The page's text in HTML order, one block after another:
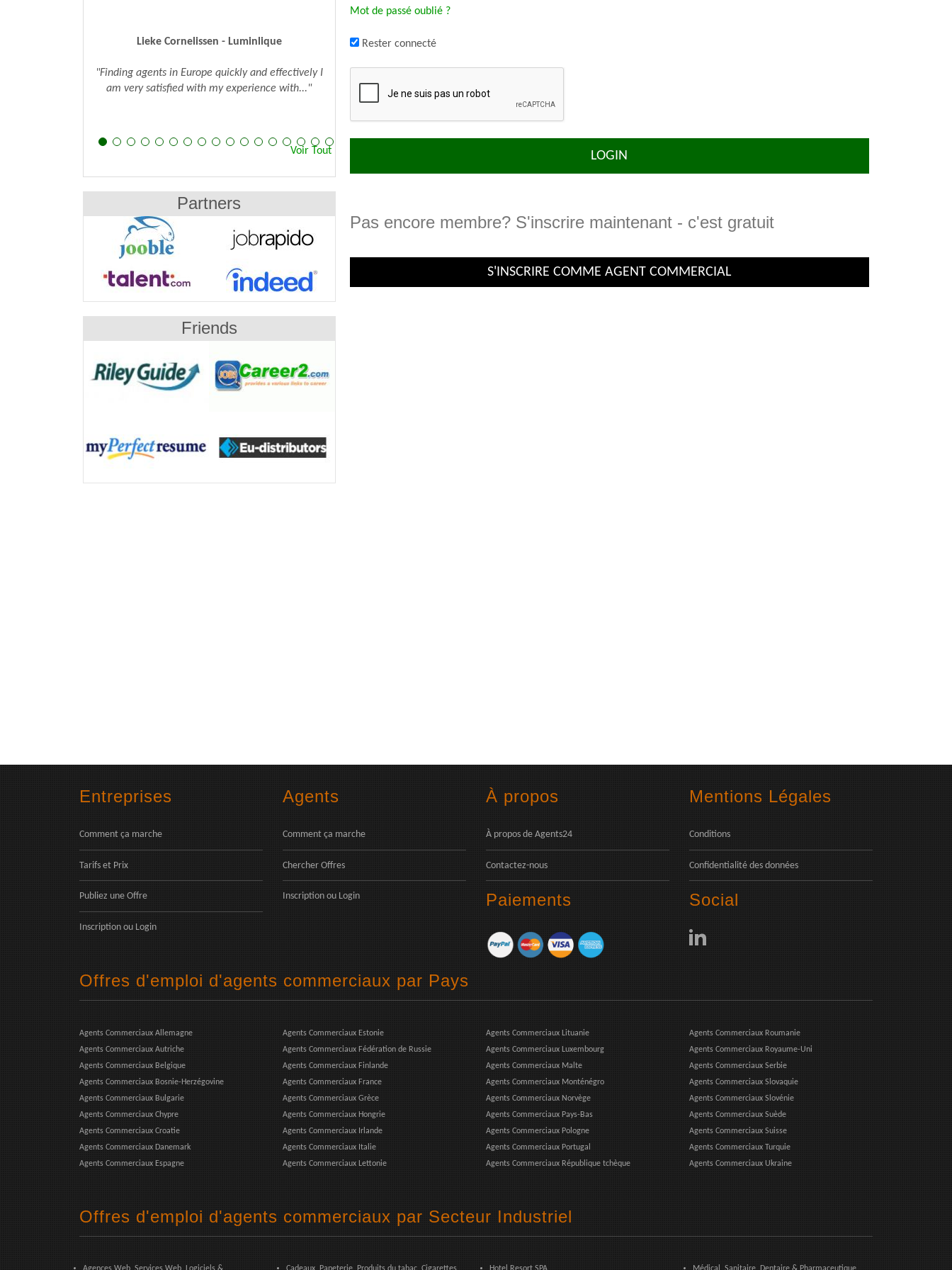
Mot de passé oublié ?
Rester connecté
Pas encore membre? S'inscrire maintenant - c'est gratuit
S'INSCRIRE COMME AGENT COMMERCIAL
Cem Bakis - WaterH Inc.
"We've been using Agents24 and were able to
identify sales agents to represent our brand. We
Partners
Friends
Entreprises
Comment ça marche
Tarifs et Prix
Publiez une Offre
Inscription ou Login
Agents
Comment ça marche
Chercher Offres
Inscription ou Login
À propos
À propos de Agents24
Contactez-nous
Paiements
Mentions Légales
Conditions
Confidentialité des données
Social
Offres d'emploi d'agents commerciaux par Pays
Agents Commerciaux Allemagne
Agents Commerciaux Autriche
Agents Commerciaux Belgique
Agents Commerciaux Bosnie-Herzégovine
Agents Commerciaux Bulgarie
Agents Commerciaux Chypre
Agents Commerciaux Croatie
Agents Commerciaux Danemark
Agents Commerciaux Espagne
Agents Commerciaux Estonie
Agents Commerciaux Fédération de Russie
Agents Commerciaux Finlande
Agents Commerciaux France
Agents Commerciaux Grèce
Agents Commerciaux Hongrie
Agents Commerciaux Irlande
Agents Commerciaux Italie
Agents Commerciaux Lettonie
Agents Commerciaux Lituanie
Agents Commerciaux Luxembourg
Agents Commerciaux Malte
Agents Commerciaux Monténégro
Agents Commerciaux Norvège
Agents Commerciaux Pays-Bas
Agents Commerciaux Pologne
Agents Commerciaux Portugal
Agents Commerciaux République tchèque
Agents Commerciaux Roumanie
Agents Commerciaux Royaume-Uni
Agents Commerciaux Serbie
Agents Commerciaux Slovaquie
Agents Commerciaux Slovénie
Agents Commerciaux Suède
Agents Commerciaux Suisse
Agents Commerciaux Turquie
Agents Commerciaux Ukraine
Offres d'emploi d'agents commerciaux par Secteur Industriel